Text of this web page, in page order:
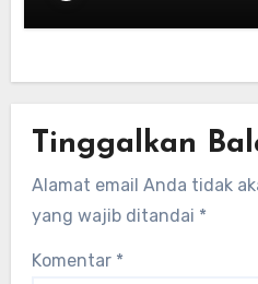
Tinggalkan
Alamat email Anda tidak
yang wajib ditandai *
Komentar *